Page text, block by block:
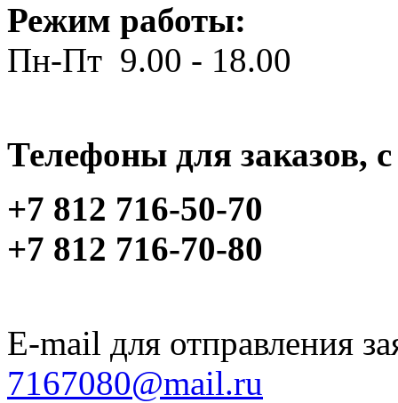
Режим работы:
Пн-Пт 9.00 - 18.00
Телефоны для заказов,
+7 812 716-50-70
+7 812 716-70-80
E-mail для отправления
7167080@mail.ru